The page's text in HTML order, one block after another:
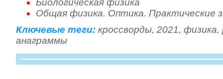
Биологическая физика
Общая физика. Оптика. Практические
Ключевые теги: кроссворды, 2021, физика,
анаграммы